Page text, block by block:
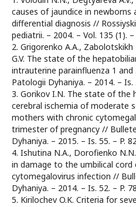
causes of jaundice in newborns
differential diagnosis //
pediatrii. – 2004. – Vol. 135 (1). –
2. Grigorenko A.A., Zabolotskikh
G.V. The state of the
intrauterine parainfluenza 1
Patologii Dyhaniya. – 2014. – Is.
3. Gorikov I.N. The state of the
cerebral ischemia of moderate
mothers with chronic
trimester of pregnancy //
Dyhaniya. – 2015. – Is. 55. – P.
4. Ishutina N.A., Dorofienko
in damage to the umbilical cord
cytomegalovirus infection //
Dyhaniya. – 2014. – Is. 52. – P.
5. Kirilochev O.K. Criteria for